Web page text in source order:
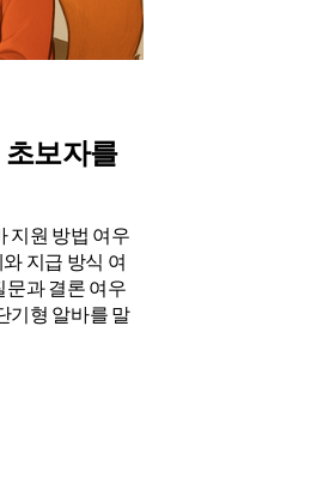
보자를
지원 방법 여우
지급 방식 여
문과 결론 여우
기형 알바를 말